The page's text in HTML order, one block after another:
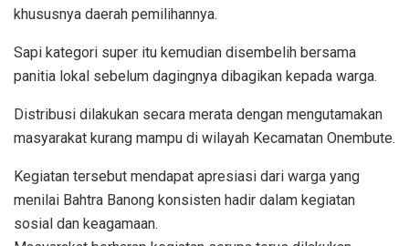
khususnya daerah pemilihannya.
Sapi kategori super itu kemudian disembelih bersama
panitia lokal sebelum dagingnya dibagikan kepada warga.
Distribusi dilakukan secara merata dengan mengutamakan
masyarakat kurang mampu di wilayah Kecamatan Onembute.
Kegiatan tersebut mendapat apresiasi dari warga yang
menilai Bahtra Banong konsisten hadir dalam kegiatan
sosial dan keagamaan.